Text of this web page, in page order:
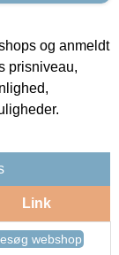
og anmeldt
prisniveau,
Link
webshop